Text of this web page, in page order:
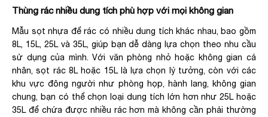
Thùng rác nhiều dung tích phù hợp với mọi không gian
Mẫu sọt nhựa để rác có nhiều dung tích khác nhau, bao gồm
8L, 15L, 25L và 35L, giúp bạn dễ dàng lựa chọn theo nhu cầu
sử dụng của mình. Với văn phòng nhỏ hoặc không gian cá
nhân, sọt rác 8L hoặc 15L là lựa chọn lý tưởng, còn với các
khu vực đông người như phòng họp, hành lang, không gian
chung, bạn có thể chọn loại dung tích lớn hơn như 25L hoặc
35L để chứa được nhiều rác hơn mà không cần phải thường